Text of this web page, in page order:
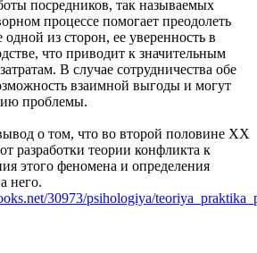
посредников, так называемых
процессе помогает преодолеть
из сторон, ее уверенность в
что приводит к значительным
В случае сотрудничества обе
взаимной выгоды и могут
проблемы.
о том, что во второй половине XX
разработки теории конфликта к
этого феномена и определения
него.
30973/psihologiya/